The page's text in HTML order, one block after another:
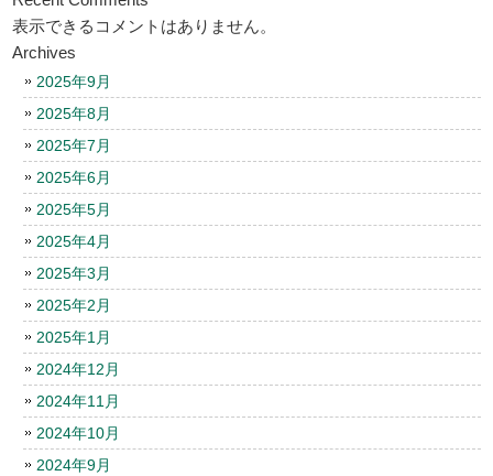
表示できるコメントはありません。
Archives
2025年9月
2025年8月
2025年7月
2025年6月
2025年5月
2025年4月
2025年3月
2025年2月
2025年1月
2024年12月
2024年11月
2024年10月
2024年9月